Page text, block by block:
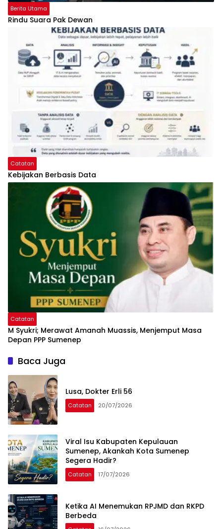
Berita Utama
Rindu Suara Pak Dewan
Catatan
Kebijakan Berbasis Data
Catatan
M Syukri; Merawat Amanah Muassis, Menjemput Masa
Depan PPP Sumenep
Baca Juga
Lusa, Dokter Erli 56
Catatan 20/07/2026
Viral Isu Kabupaten Kepulauan
Sumenep, Akankah Kota Sumenep
Segera Hadir?
Catatan 17/07/2026
Ketika AI Menemukan RPJMD dan RKPD
Berbeda